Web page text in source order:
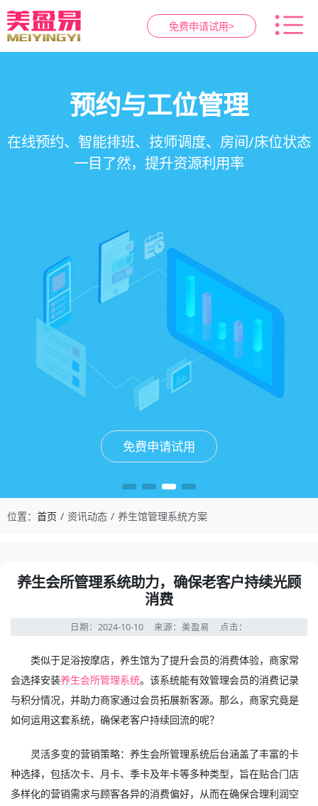
免费申请试用>
智慧养生馆管理系统
一站式解决养生馆预约、服务、会员、财务、营
销全流程数字化管理
免费申请试用
会员营销&锁客
会员积分、套餐定制、精准营销、客户关怀，提
升复购率与客单价
免费申请试用
预约与工位管理
在线预约、智能排班、技师调度、房间/床位状态
一目了然，提升资源利用率
免费申请试用
健康档案与效果追踪
客户体质记录、服务方案执行、效果对比，数据
化展示服务价值
免费申请试用
位置： 首页 资讯动态 养生馆管理系统方案
养生会所管理系统助力，确保老客户持续光顾
消费
日期：2024-10-10 来源：美盈易 点击：
类似于足浴按摩店，养生馆为了提升会员的消费体验，商家常
会选择安装养生会所管理系统。该系统能有效管理会员的消费记录
与积分情况，并助力商家通过会员拓展新客源。那么，商家究竟是
如何运用这套系统，确保老客户持续回流的呢？
灵活多变的营销策略：养生会所管理系统后台涵盖了丰富的卡
种选择，包括次卡、月卡、季卡及年卡等多种类型，旨在贴合门店
多样化的营销需求与顾客各异的消费偏好，从而在确保合理利润空